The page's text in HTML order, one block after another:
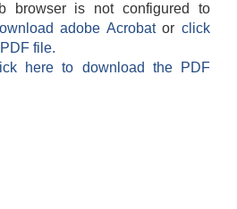
browser is not configured to
adobe Acrobatorclick
file.
here to download the PDF